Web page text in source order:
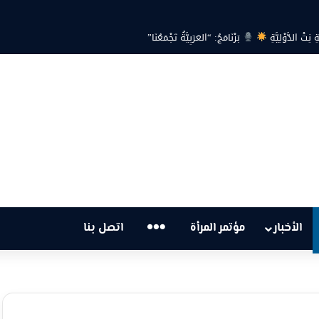
الدَّوْلِيَّةِ بَرْنَامَجُ: “العَرَبِيَّةُ تَجْمَعُنَا”
الأخبار مؤتمر المرأة … اتصل بنا